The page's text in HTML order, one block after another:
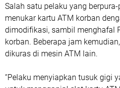
Salah satu pelaku yang
menukar kartu ATM korban
dimodifikasi, sambil menghafal
korban. Beberapa jam
dikuras di mesin ATM lain.
“Pelaku menyiapkan tusuk gigi